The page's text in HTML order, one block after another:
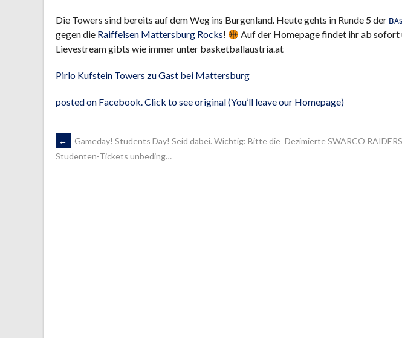
Die Towers sind bereits auf dem Weg ins Burgenland. Heute gehts in Runde 5 der
gegen die Raiffeisen Mattersburg Rocks!
Auf der Homepage findet ihr ab sofort
Lievestream gibts wie immer unter basketballaustria.at
Pirlo Kufstein Towers zu Gast bei Mattersburg
posted on Facebook. Click to see original (You’ll leave our Homepage)
ARTIKEL-
←
Gameday! Students Day! Seid dabei. Wichtig: Bitte die
Studenten-Tickets unbeding…
Dezimierte SWARCO